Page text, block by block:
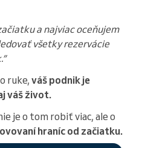
a najviac oceňujem
všetky rezervácie
ruke, váš podnik je
váš život.
je o tom robiť viac, ale o
hraníc od začiatku.